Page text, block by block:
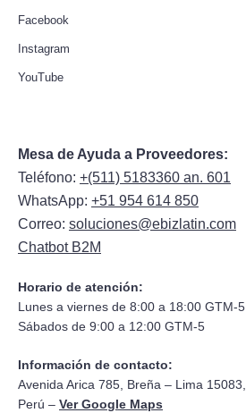
Facebook
Instagram
YouTube
Mesa de Ayuda a Proveedores:
Teléfono: +(511) 5183360 an. 601
WhatsApp: +51 954 614 850
Correo: soluciones@ebizlatin.com
Chatbot B2M
Horario de atención:
Lunes a viernes de 8:00 a 18:00 GTM-5
Sábados de 9:00 a 12:00 GTM-5
Información de contacto:
Avenida Arica 785, Breña – Lima 15083,
Perú – Ver Google Maps